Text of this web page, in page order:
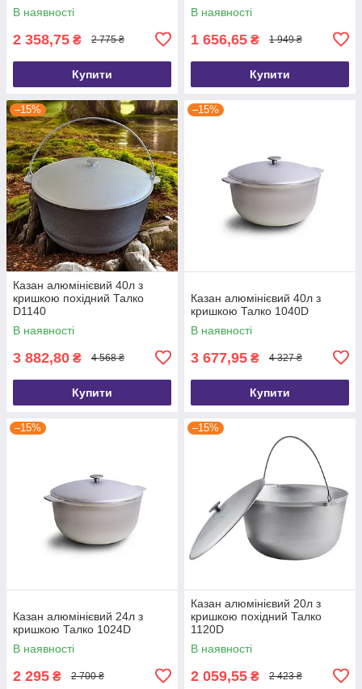
В наявності
2 358,75 ₴ 2 775 ₴
Купити
В наявності
1 656,65 ₴ 1 949 ₴
Купити
–15%
Казан алюмінієвий 40л з
кришкою похідний Талко
D1140
В наявності
3 882,80 ₴ 4 568 ₴
Купити
–15%
Казан алюмінієвий 40л з
кришкою Талко 1040D
В наявності
3 677,95 ₴ 4 327 ₴
Купити
–15%
Казан алюмінієвий 24л з
кришкою Талко 1024D
В наявності
2 295 ₴ 2 700 ₴
–15%
Казан алюмінієвий 20л з
кришкою похідний Талко
1120D
В наявності
2 059,55 ₴ 2 423 ₴